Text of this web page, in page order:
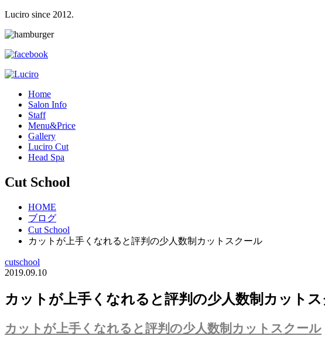
Luciro since 2012.
Home
Salon Info
Staff
Menu&Price
Gallery
Luciro Cut
Head Spa
Cut School
HOME
ブログ
Cut School
カットが上手くなれると評判の少人数制カットスクール
cutschool
2019.09.10
カットが上手くなれると評判の少人数制カット
カットが上手くなれると評判の少人数制カットスクール